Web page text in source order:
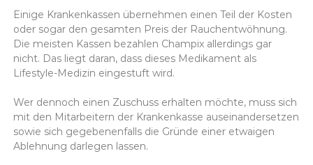
Einige Krankenkassen übernehmen einen Teil der Kosten
oder sogar den gesamten Preis der Rauchentwöhnung.
Die meisten Kassen bezahlen Champix allerdings gar
nicht. Das liegt daran, dass dieses Medikament als
Lifestyle-Medizin eingestuft wird.
Wer dennoch einen Zuschuss erhalten möchte, muss sich
mit den Mitarbeitern der Krankenkasse auseinandersetzen
sowie sich gegebenenfalls die Gründe einer etwaigen
Ablehnung darlegen lassen.